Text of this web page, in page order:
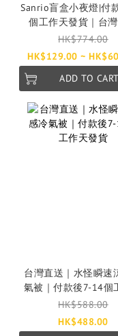
Sanrio盲盒小夜燈|付
個工作天發貨｜台
HK$774.00
HK$129.00 ~
ADD TO CART
台灣直送｜水怪瞬速
氣被｜付款後7-14個
發貨
HK$588.00
HK$488.00